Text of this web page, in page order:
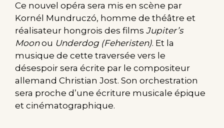
Ce nouvel opéra sera mis en scène par
Kornél Mundruczó, homme de théâtre et
réalisateur hongrois des films Jupiter’s
Moonou Underdog (Feheristen). Et la
musique de cette traversée vers le
désespoir sera écrite par le compositeur
allemand Christian Jost. Son orchestration
sera proche d’une écriture musicale épique
et cinématographique.